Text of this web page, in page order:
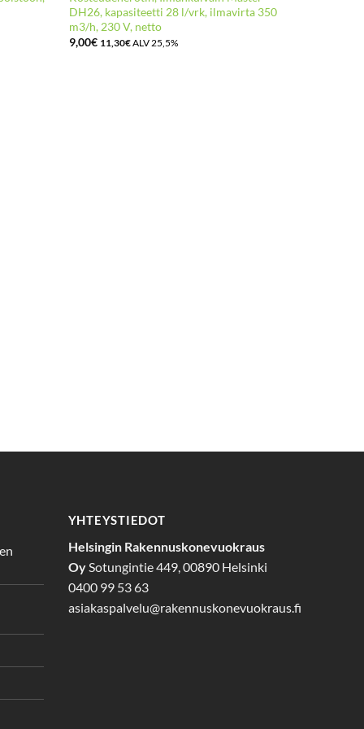
DH26, kapasiteetti 28 l/vrk, ilmavirta 350
m3/h, 230 V, netto
9,00€ 11,30€ALV 25,5%
YHTEYSTIEDOT
Helsingin Rakennuskonevuokraus
Oy Sotungintie 449, 00890 Helsinki
0400 99 53 63
asiakaspalvelu@rakennuskonevuokraus.fi